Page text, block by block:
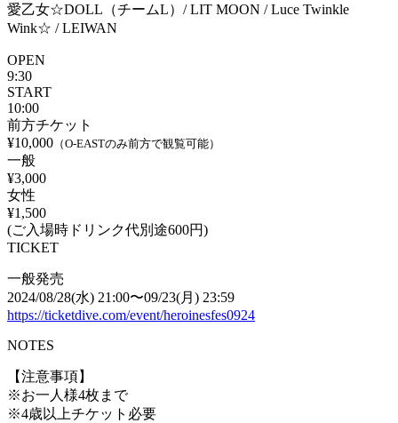
愛乙女☆DOLL（チームL）/ LIT MOON / Luce Twinkle
Wink☆ / LEIWAN
OPEN
9:30
START
10:00
前方チケット
¥10,000 （O-EASTのみ前方で観覧可能）
一般
¥3,000
女性
¥1,500
(ご入場時ドリンク代別途600円)
TICKET
一般発売
2024/08/28(水) 21:00〜09/23(月) 23:59
https://ticketdive.com/event/heroinesfes0924
NOTES
【注意事項】
※お一人様4枚まで
※4歳以上チケット必要